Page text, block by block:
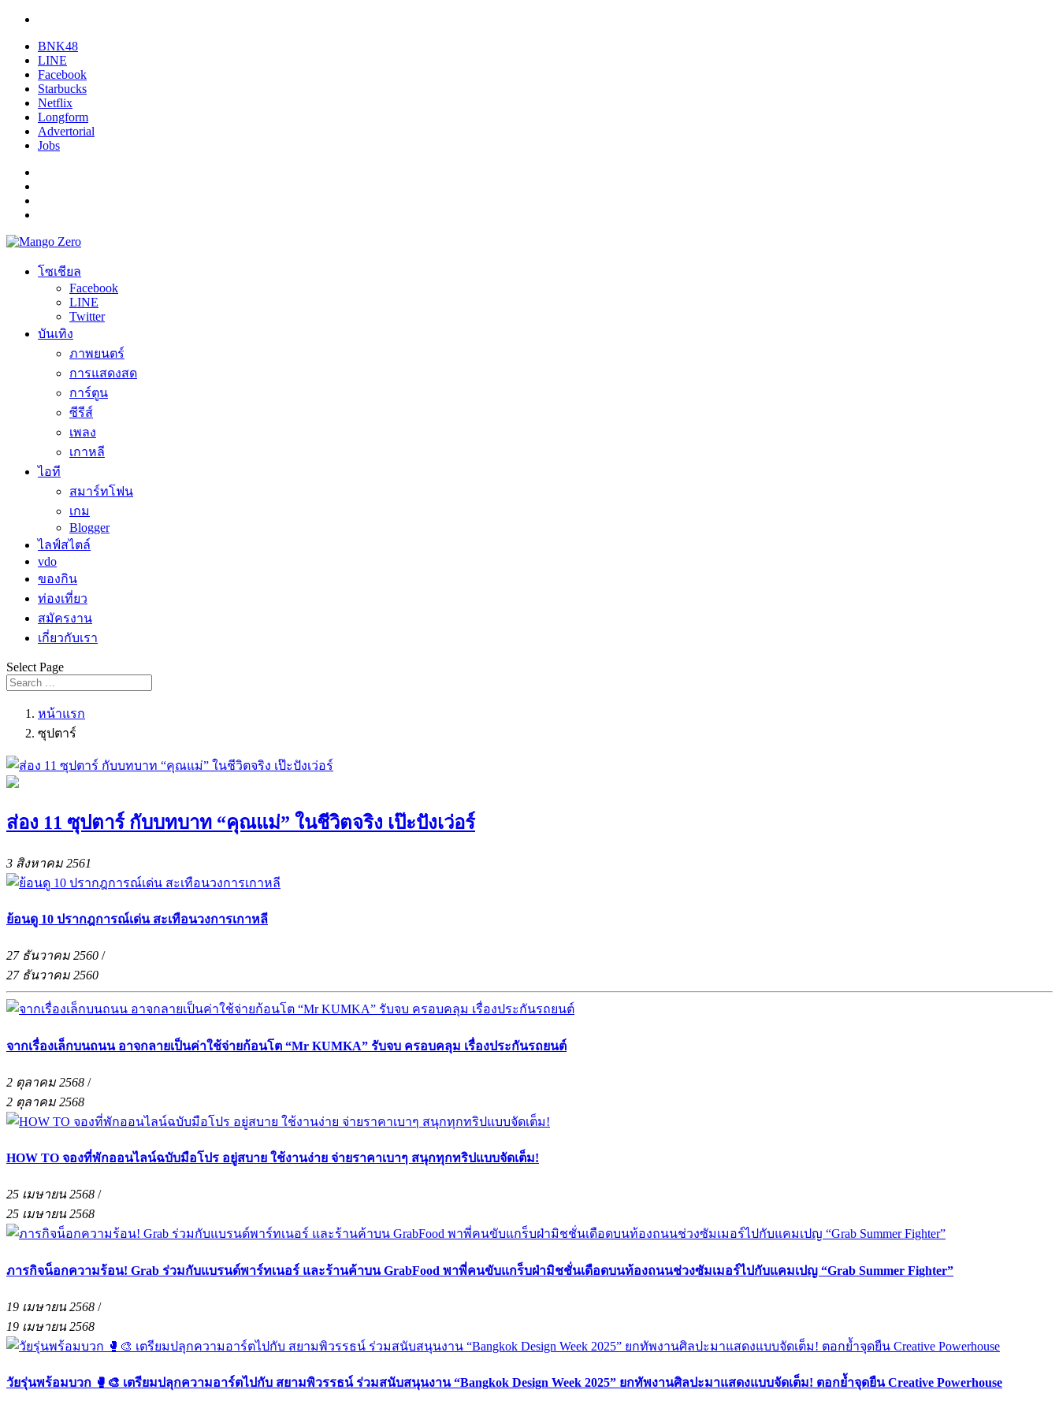
BNK48
LINE
Facebook
Starbucks
Netflix
Longform
Advertorial
Jobs
โซเชียล
Facebook
LINE
Twitter
บันเทิง
ภาพยนตร์
การแสดงสด
การ์ตูน
ซีรีส์
เพลง
เกาหลี
ไอที
สมาร์ทโฟน
เกม
Blogger
ไลฟ์สไตล์
vdo
ของกิน
ท่องเที่ยว
สมัครงาน
เกี่ยวกับเรา
Select Page
หน้าแรก
ซุปตาร์
ส่อง 11 ซุปตาร์ กับบทบาท “คุณแม่” ในชีวิตจริง เป๊ะปังเว่อร์
3 สิงหาคม 2561
ย้อนดู 10 ปรากฎการณ์เด่น สะเทือนวงการเกาหลี
27 ธันวาคม 2560 /
27 ธันวาคม 2560
จากเรื่องเล็กบนถนน อาจกลายเป็นค่าใช้จ่ายก้อนโต “Mr KUMKA” รับจบ ครอบคลุม เรื่องประกันรถยนต์
2 ตุลาคม 2568 /
2 ตุลาคม 2568
HOW TO จองที่พักออนไลน์ฉบับมือโปร อยู่สบาย ใช้งานง่าย จ่ายราคาเบาๆ สนุกทุกทริปแบบจัดเต็ม!
25 เมษายน 2568 /
25 เมษายน 2568
ภารกิจน็อกความร้อน! Grab ร่วมกับแบรนด์พาร์ทเนอร์ และร้านค้าบน GrabFood พาพี่คนขับแกร็บฝ่ามิชชั่นเดือดบนท้องถนนช่วงซัมเมอร์ไปกับแคมเปญ “Grab Summer Fighter”
19 เมษายน 2568 /
19 เมษายน 2568
วัยรุ่นพร้อมบวก 🥊🎨 เตรียมปลุกความอาร์ตไปกับ สยามพิวรรธน์ ร่วมสนับสนุนงาน “Bangkok Design Week 2025” ยกทัพงานศิลปะมาแสดงแบบจัดเต็ม! ตอกย้ำจุดยืน Creative Powerhouse